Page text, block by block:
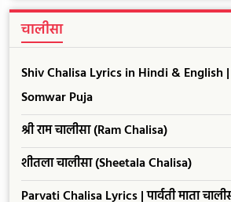
चालीसा
Shiv Chalisa Lyrics in Hindi & English |
Somwar Puja
श्री राम चालीसा (Ram Chalisa)
शीतला चालीसा (Sheetala Chalisa)
Parvati Chalisa Lyrics | पार्वती माता